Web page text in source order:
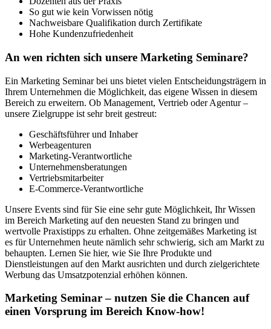
So gut wie kein Vorwissen nötig
Nachweisbare Qualifikation durch Zertifikate
Hohe Kundenzufriedenheit
An wen richten sich unsere Marketing Seminare?
Ein Marketing Seminar bei uns bietet vielen Entscheidungsträgern in
Ihrem Unternehmen die Möglichkeit, das eigene Wissen in diesem
Bereich zu erweitern. Ob Management, Vertrieb oder Agentur –
unsere Zielgruppe ist sehr breit gestreut:
Geschäftsführer und Inhaber
Werbeagenturen
Marketing-Verantwortliche
Unternehmensberatungen
Vertriebsmitarbeiter
E-Commerce-Verantwortliche
Unsere Events sind für Sie eine sehr gute Möglichkeit, Ihr Wissen
im Bereich Marketing auf den neuesten Stand zu bringen und
wertvolle Praxistipps zu erhalten. Ohne zeitgemäßes Marketing ist
es für Unternehmen heute nämlich sehr schwierig, sich am Markt zu
behaupten. Lernen Sie hier, wie Sie Ihre Produkte und
Dienstleistungen auf den Markt ausrichten und durch zielgerichtete
Werbung das Umsatzpotenzial erhöhen können.
Marketing Seminar – nutzen Sie die Chancen auf
einen Vorsprung im Bereich Know-how!